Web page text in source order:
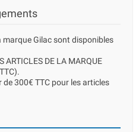
marque Gilac sont disponibles
ARTICLES DE LA MARQUE
300€ TTC pour les articles